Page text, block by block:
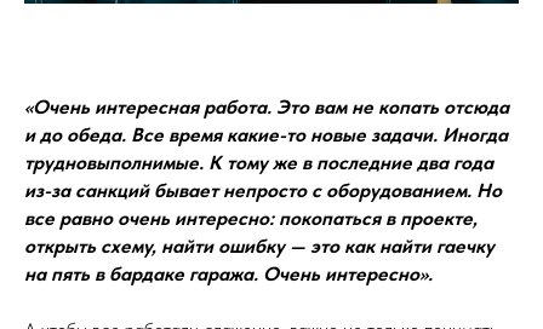
«Очень интересная работа. Это вам не копать отсюда
и до обеда. Все время какие-то новые задачи. Иногда
трудновыполнимые. К тому же в последние два года
из-за санкций бывает непросто с оборудованием. Но
все равно очень интересно: покопаться в проекте,
открыть схему, найти ошибку — это как найти гаечку
на пять в бардаке гаража. Очень интересно».